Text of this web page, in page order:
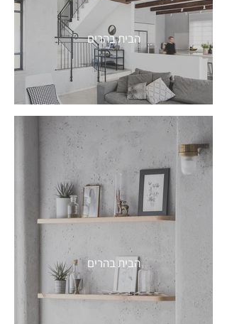
הבית בהרים
הבית בהרים